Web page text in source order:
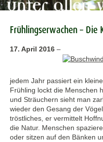
Frühlingserwachen –
17. April 2016 –
jedem Jahr passiert ein
Frühling lockt die Menschen
und Sträuchern sieht man
wieder den Gesang der
tröstliches, er vermittelt
die Natur. Menschen
oder sitzen auf den Bänken